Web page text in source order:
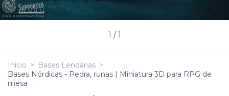
1 /1
Início > Bases Lendárias >
Bases Nórdicas - Pedra, runas | Miniatura 3D para RPG de
mesa